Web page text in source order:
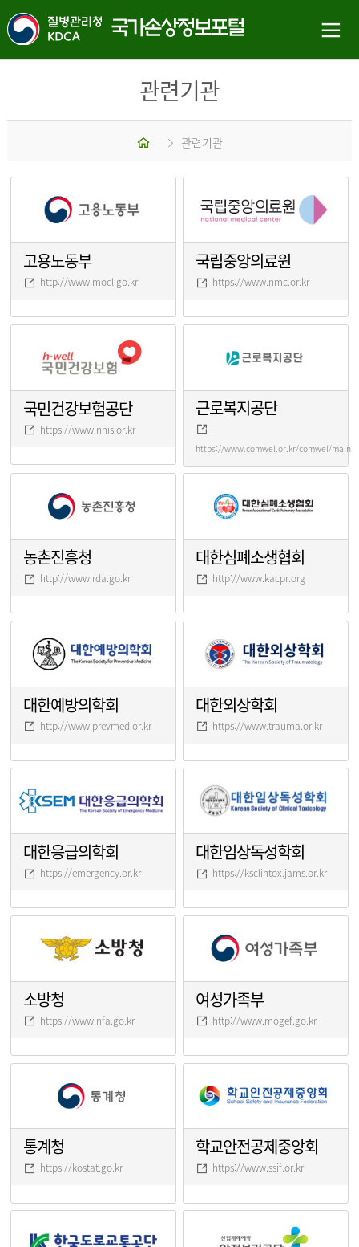
관련기관
홈 관련기관
고용노동부
http://www.moel.go.kr
국립중앙의료원
https://www.nmc.or.kr
국민건강보험공단
https://www.nhis.or.kr
근로복지공단
https://www.comwel.or.kr/comwel/
농촌진흥청
http://www.rda.go.kr
대한심폐소생협회
http://www.kacpr.org
대한예방의학회
http://www.prevmed.or.kr
대한외상학회
https://www.trauma.or.kr
대한응급의학회
https://emergency.or.kr
대한임상독성학회
https://ksclintox.jams.or.kr
소방청
https://www.nfa.go.kr
여성가족부
http://www.mogef.go.kr
통계청
https://kostat.go.kr
학교안전공제중앙회
https://www.ssif.or.kr